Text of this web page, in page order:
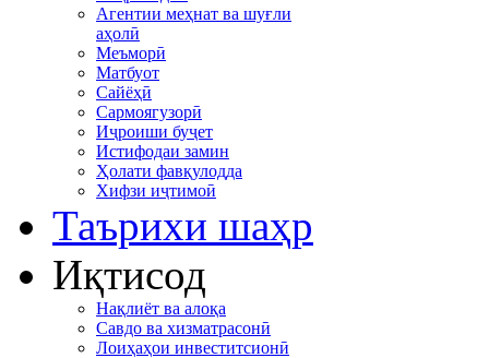
Агентии меҳнат ва шуғли
аҳолӣ
Меъморӣ
Матбуот
Сайёҳӣ
Сармоягузорӣ
Иҷроиши буҷет
Истифодаи замин
Ҳолати фавқулодда
Хифзи иҷтимоӣ
Таърихи шаҳр
Иқтисод
Нақлиёт ва алоқа
Савдо ва хизматрасонӣ
Лоиҳаҳои инвеститсионӣ